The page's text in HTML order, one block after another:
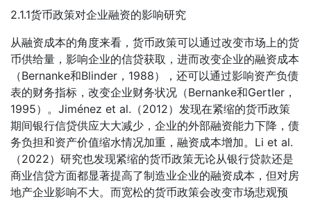
2.1.1货币政策对企业融资的影响研究
从融资成本的角度来看，货币政策可以通过改变市场上的货
币供给量，影响企业的信贷获取，进而改变企业的融资成本
（Bernanke和Blinder，1988），还可以通过影响资产负债
表的财务指标，改变企业财务状况（Bernanke和Gertler，
1995）。Jiménez et al.（2012）发现在紧缩的货币政策
期间银行信贷供应大大减少，企业的外部融资能力下降，债
务负担和资产价值缩水情况加重，融资成本增加。Li et al.
（2022）研究也发现紧缩的货币政策无论从银行贷款还是
商业信贷方面都显著提高了制造业企业的融资成本，但对房
地产企业影响不大。而宽松的货币政策会改变市场悲观预